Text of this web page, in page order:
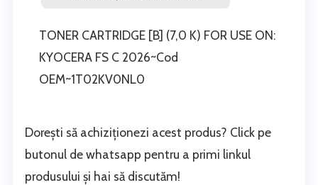
TONER CARTRIDGE [B] (7,0 K) FOR USE ON:
KYOCERA FS C 2026~Cod
OEM~1T02KV0NL0
Dorești să achiziționezi acest produs? Click pe
butonul de whatsapp pentru a primi linkul
produsului și hai să discutăm!